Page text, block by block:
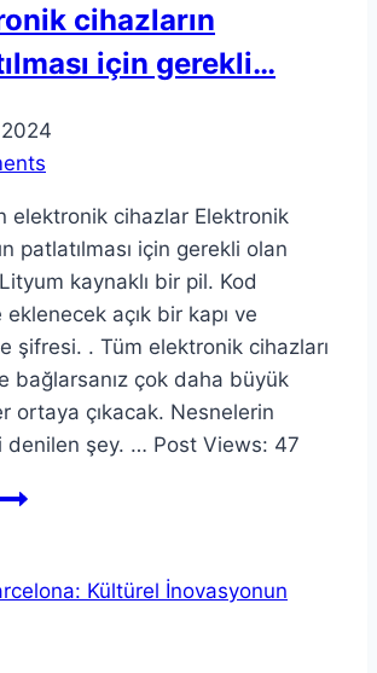
cihazların
için gerekli…
elektronik cihazlar Elektronik
patlatılması için gerekli olan
kaynaklı bir pil. Kod
eklenecek açık bir kapı ve
şifresi. . Tüm elektronik cihazları
bağlarsanız çok daha büyük
ortaya çıkacak. Nesnelerin
denilen şey. … Post Views: 47